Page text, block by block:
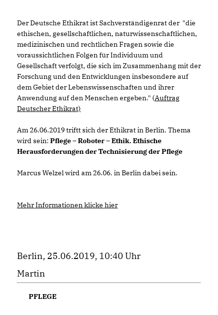
Der Deutsche Ethikrat ist Sachverständigenrat der "die
ethischen, gesellschaftlichen, naturwissenschaftlichen,
medizinischen und rechtlichen Fragen sowie die
voraussichtlichen Folgen für Individuum und
Gesellschaft verfolgt, die sich im Zusammenhang mit der
Forschung und den Entwicklungen insbesondere auf
dem Gebiet der Lebenswissenschaften und ihrer
Anwendung auf den Menschen ergeben." (Auftrag
Deutscher Ethikrat)
Am 26.06.2019 triftt sich der Ethikrat in Berlin. Thema
wird sein: Pflege – Roboter – Ethik. Ethische
Herausforderungen der Technisierung der Pflege
Marcus Welzel wird am 26.06. in Berlin dabei sein.
Mehr Informationen klicke hier
Berlin, 25.06.2019, 10:40 Uhr
Martin
PFLEGE